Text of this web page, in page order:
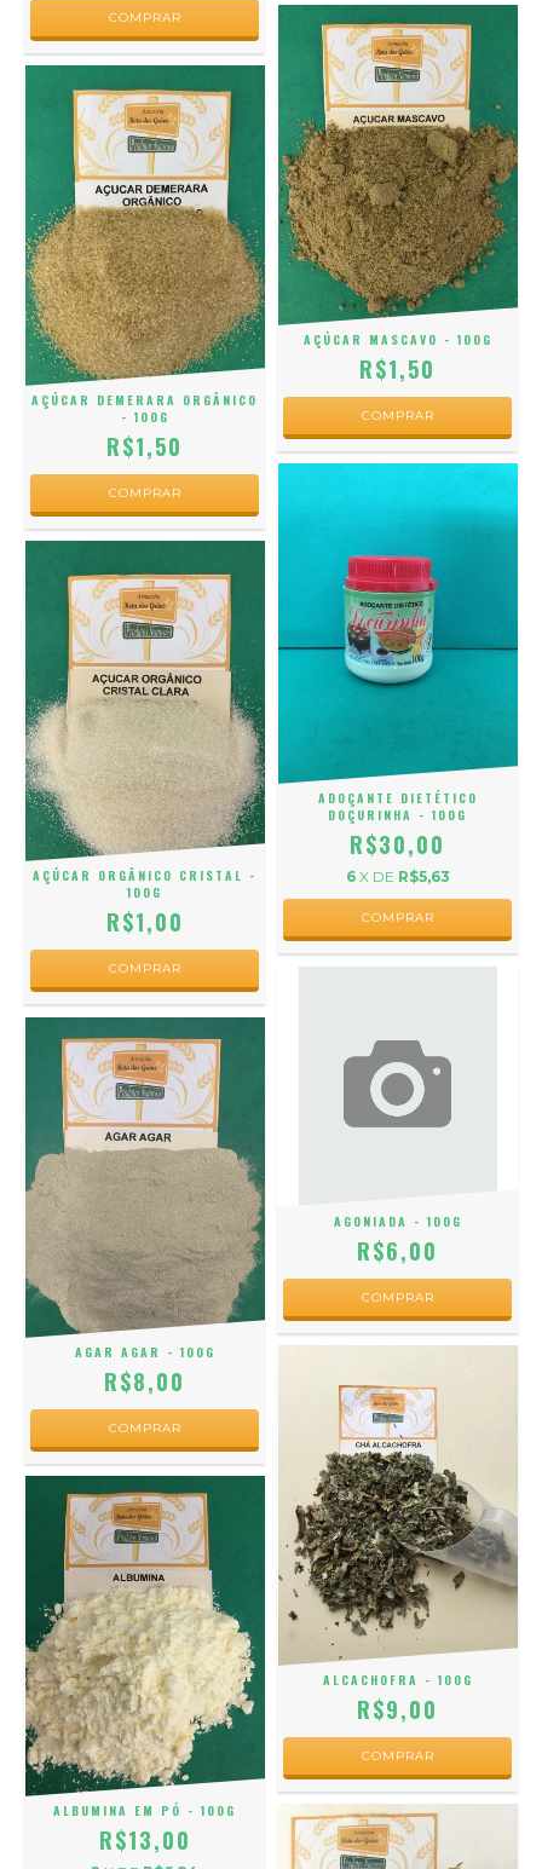
AÇÚCAR DEMERARA ORGÂNICO
- 100G
R$1,50
AÇÚCAR MASCAVO - 100G
R$1,50
AÇÚCAR ORGÂNICO CRISTAL -
100G
R$1,00
ADOÇANTE DIETÉTICO
DOÇURINHA - 100G
R$30,00
6 X DE R$5,63
AGAR AGAR - 100G
R$8,00
AGONIADA - 100G
R$6,00
ALBUMINA EM PÓ - 100G
R$13,00
ALCACHOFRA - 100G
R$9,00